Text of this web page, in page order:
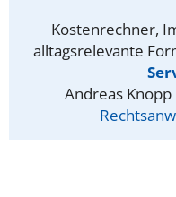
Kostenrechner,
alltagsrelevante
Andreas